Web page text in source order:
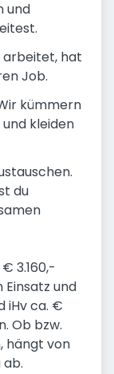
und
arbeitet, hat
Job.
kümmern
kleiden
du
3.160,-
und
iHv ca. €
Ob bzw.
hängt von